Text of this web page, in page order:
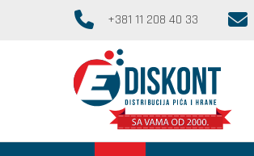
+381 11 208 40 33